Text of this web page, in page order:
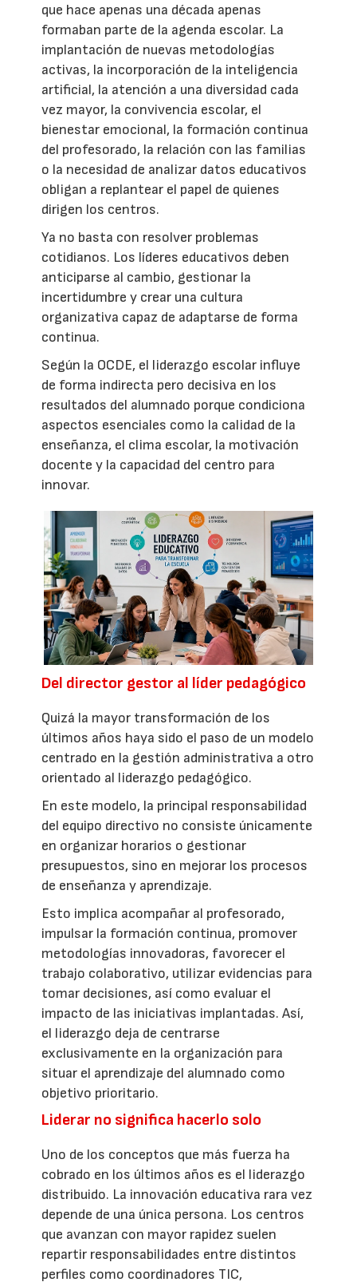
que hace apenas una década apenas
formaban parte de la agenda escolar. La
implantación de nuevas metodologías
activas, la incorporación de la inteligencia
artificial, la atención a una diversidad cada
vez mayor, la convivencia escolar, el
bienestar emocional, la formación continua
del profesorado, la relación con las familias
o la necesidad de analizar datos educativos
obligan a replantear el papel de quienes
dirigen los centros.
Ya no basta con resolver problemas
cotidianos. Los líderes educativos deben
anticiparse al cambio, gestionar la
incertidumbre y crear una cultura
organizativa capaz de adaptarse de forma
continua.
Según la OCDE, el liderazgo escolar influye
de forma indirecta pero decisiva en los
resultados del alumnado porque condiciona
aspectos esenciales como la calidad de la
enseñanza, el clima escolar, la motivación
docente y la capacidad del centro para
innovar.
Del director gestor al líder pedagógico
Quizá la mayor transformación de los
últimos años haya sido el paso de un modelo
centrado en la gestión administrativa a otro
orientado al liderazgo pedagógico.
En este modelo, la principal responsabilidad
del equipo directivo no consiste únicamente
en organizar horarios o gestionar
presupuestos, sino en mejorar los procesos
de enseñanza y aprendizaje.
Esto implica acompañar al profesorado,
impulsar la formación continua, promover
metodologías innovadoras, favorecer el
trabajo colaborativo, utilizar evidencias para
tomar decisiones, así como evaluar el
impacto de las iniciativas implantadas. Así,
el liderazgo deja de centrarse
exclusivamente en la organización para
situar el aprendizaje del alumnado como
objetivo prioritario.
Liderar no significa hacerlo solo
Uno de los conceptos que más fuerza ha
cobrado en los últimos años es el liderazgo
distribuido. La innovación educativa rara vez
depende de una única persona. Los centros
que avanzan con mayor rapidez suelen
repartir responsabilidades entre distintos
perfiles como coordinadores TIC,